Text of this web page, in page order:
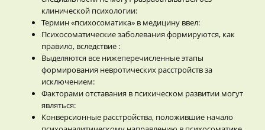
клинической психологии:
Термин «психосоматика» в медицину ввел:
Психосоматические заболевания формируются, как
правило, вследствие :
Выделяются все нижеперечисленные этапы
формирования невротических расстройств за
исключением:
Факторами отставания в психическом развитии могут
являться:
Конверсионные расстройства, положившие начало